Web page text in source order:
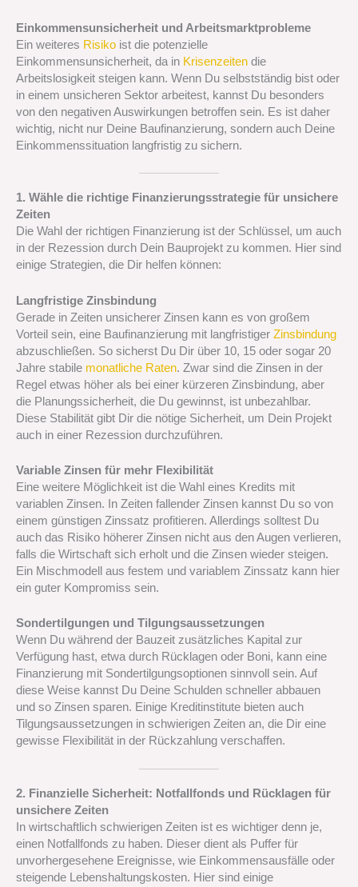
Einkommensunsicherheit und Arbeitsmarktprobleme
Ein weiteres Risiko ist die potenzielle
Einkommensunsicherheit, da in Krisenzeiten die
Arbeitslosigkeit steigen kann. Wenn Du selbstständig bist oder
in einem unsicheren Sektor arbeitest, kannst Du besonders
von den negativen Auswirkungen betroffen sein. Es ist daher
wichtig, nicht nur Deine Baufinanzierung, sondern auch Deine
Einkommenssituation langfristig zu sichern.
1. Wähle die richtige Finanzierungsstrategie für unsichere
Zeiten
Die Wahl der richtigen Finanzierung ist der Schlüssel, um auch
in der Rezession durch Dein Bauprojekt zu kommen. Hier sind
einige Strategien, die Dir helfen können:
Langfristige Zinsbindung
Gerade in Zeiten unsicherer Zinsen kann es von großem
Vorteil sein, eine Baufinanzierung mit langfristiger Zinsbindung
abzuschließen. So sicherst Du Dir über 10, 15 oder sogar 20
Jahre stabile monatliche Raten. Zwar sind die Zinsen in der
Regel etwas höher als bei einer kürzeren Zinsbindung, aber
die Planungssicherheit, die Du gewinnst, ist unbezahlbar.
Diese Stabilität gibt Dir die nötige Sicherheit, um Dein Projekt
auch in einer Rezession durchzuführen.
Variable Zinsen für mehr Flexibilität
Eine weitere Möglichkeit ist die Wahl eines Kredits mit
variablen Zinsen. In Zeiten fallender Zinsen kannst Du so von
einem günstigen Zinssatz profitieren. Allerdings solltest Du
auch das Risiko höherer Zinsen nicht aus den Augen verlieren,
falls die Wirtschaft sich erholt und die Zinsen wieder steigen.
Ein Mischmodell aus festem und variablem Zinssatz kann hier
ein guter Kompromiss sein.
Sondertilgungen und Tilgungsaussetzungen
Wenn Du während der Bauzeit zusätzliches Kapital zur
Verfügung hast, etwa durch Rücklagen oder Boni, kann eine
Finanzierung mit Sondertilgungsoptionen sinnvoll sein. Auf
diese Weise kannst Du Deine Schulden schneller abbauen
und so Zinsen sparen. Einige Kreditinstitute bieten auch
Tilgungsaussetzungen in schwierigen Zeiten an, die Dir eine
gewisse Flexibilität in der Rückzahlung verschaffen.
2. Finanzielle Sicherheit: Notfallfonds und Rücklagen für
unsichere Zeiten
In wirtschaftlich schwierigen Zeiten ist es wichtiger denn je,
einen Notfallfonds zu haben. Dieser dient als Puffer für
unvorhergesehene Ereignisse, wie Einkommensausfälle oder
steigende Lebenshaltungskosten. Hier sind einige